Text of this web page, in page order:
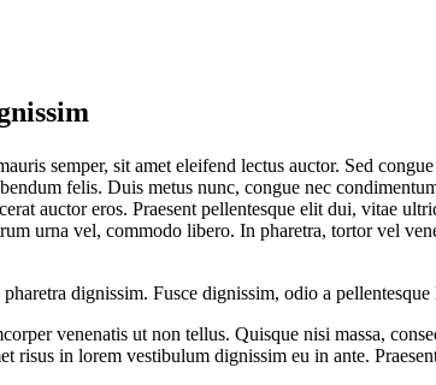
semper, sit amet eleifend lectus auctor. Sed
felis. Duis metus nunc, congue nec
auctor eros. Praesent pellentesque elit dui, vitae
urna vel, commodo libero. In pharetra, tortor vel
dignissim. Fusce dignissim, odio a
venenatis ut non tellus. Quisque nisi massa,
risus in lorem vestibulum dignissim eu in ante.